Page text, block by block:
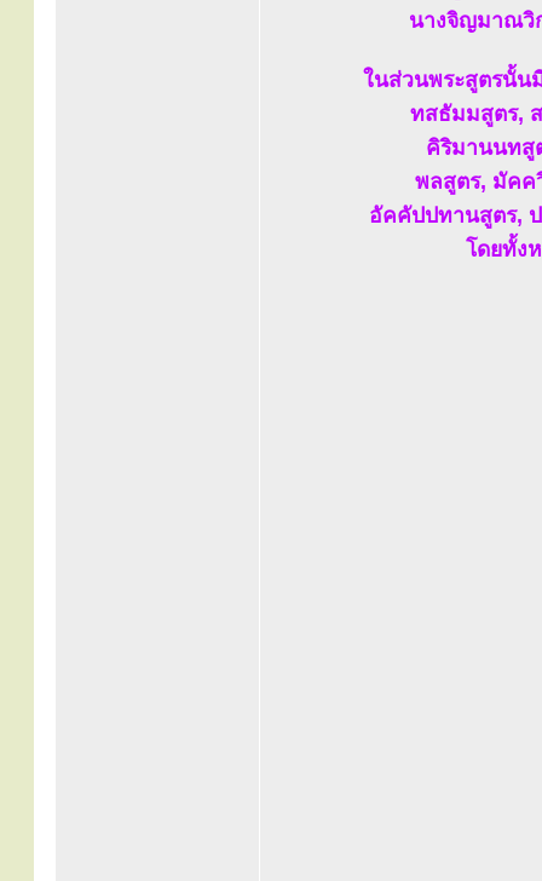
นางจิญมาณวิ
ในส่วนพระสูตรนั้น
ทสธัมมสูตร,
คิริมานนทสู
พลสูตร, มัคค
อัคคัปปทานสูตร,
โดยทั้ง